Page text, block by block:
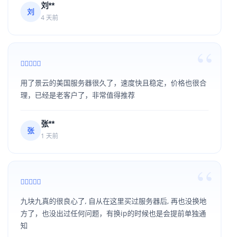
刘
刘**
4 天前
用了景云的美国服务器很久了，速度快且稳定，价格也很合
理，已经是老客户了，非常值得推荐
张
张**
1 天前
九块九真的很良心了, 自从在这里买过服务器后, 再也没换地
方了，也没出过任何问题，有换ip的时候也是会提前单独通
知